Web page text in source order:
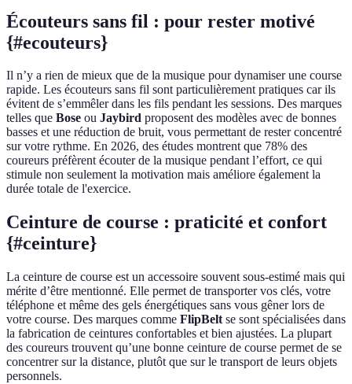
Écouteurs sans fil : pour rester motivé
{#ecouteurs}
Il n’y a rien de mieux que de la musique pour dynamiser une course
rapide. Les écouteurs sans fil sont particulièrement pratiques car ils
évitent de s’emmêler dans les fils pendant les sessions. Des marques
telles que Bose ou Jaybird proposent des modèles avec de bonnes
basses et une réduction de bruit, vous permettant de rester concentré
sur votre rythme. En 2026, des études montrent que 78% des
coureurs préfèrent écouter de la musique pendant l’effort, ce qui
stimule non seulement la motivation mais améliore également la
durée totale de l'exercice.
Ceinture de course : praticité et confort
{#ceinture}
La ceinture de course est un accessoire souvent sous-estimé mais qui
mérite d’être mentionné. Elle permet de transporter vos clés, votre
téléphone et même des gels énergétiques sans vous gêner lors de
votre course. Des marques comme FlipBelt se sont spécialisées dans
la fabrication de ceintures confortables et bien ajustées. La plupart
des coureurs trouvent qu’une bonne ceinture de course permet de se
concentrer sur la distance, plutôt que sur le transport de leurs objets
personnels.